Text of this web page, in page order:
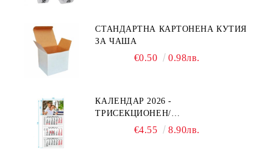
СТАНДАРТНА КАРТОНЕНА КУТИЯ
ЗА ЧАША
€0.50 0.98лв.
КАЛЕНДАР 2026 -
ТРИСЕКЦИОНЕН/
ЕДНОСЕКЦИОНЕН
€4.55 8.90лв.